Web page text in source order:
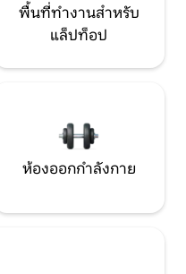
พื้นที่ทำงานสำหรับ
แล็ปท็อป
ห้องออกกำลังกาย